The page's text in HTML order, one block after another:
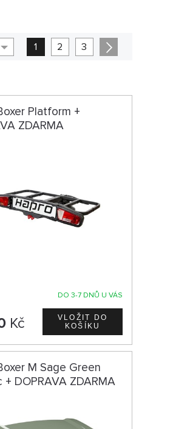
1 2 3
Platform +
ZDARMA
DO 3-7 DNŮ U VÁS
Kč
M Sage Green
+ DOPRAVA ZDARMA